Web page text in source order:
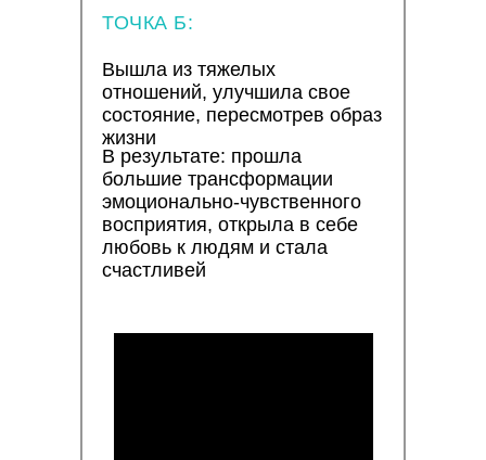
ТОЧКА Б:
Вышла из тяжелых
отношений, улучшила свое
состояние, пересмотрев образ
жизни
В результате: прошла
большие трансформации
эмоционально-чувственного
восприятия, открыла в себе
любовь к людям и стала
счастливей